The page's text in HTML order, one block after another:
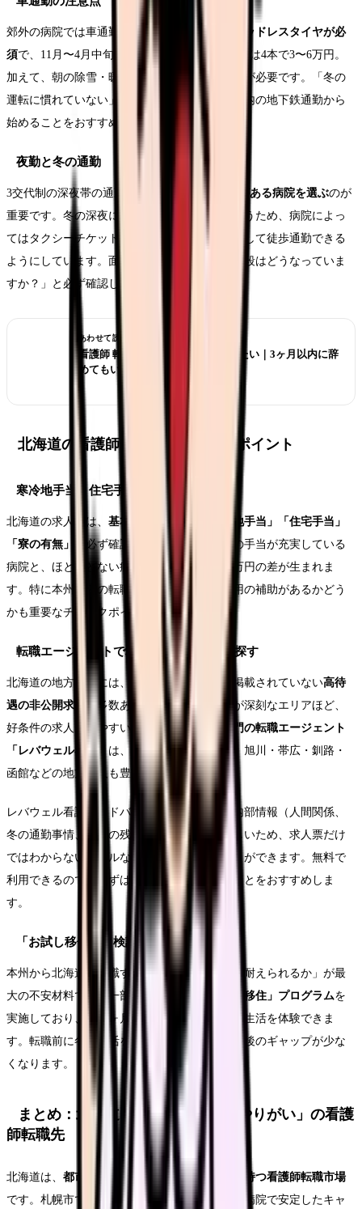
郊外の病院では車通勤が一般的です。冬は
スタッドレスタイヤが必
須で、11月〜4月中旬まで装着します。タイヤ代は4本で3〜6万円。
加えて、朝の除雪・暖機運転に15〜20分の余裕が必要です。「冬の
運転に慣れていない」という方は、まず札幌市内の地下鉄通勤から
始めることをおすすめします。
夜勤と冬の通勤
3交代制の深夜帯の通勤では、 タクシー代補助がある病院を選ぶのが
重要です。冬の深夜に雪道を歩くのは危険を伴うため、病院によっ
てはタクシーチケットを支給したり、寮を完備して徒歩通勤できる
ようにしています。面接時に「夜勤時の通勤手段はどうなっていま
すか？」と必ず確認しましょう。
あわせて読みたい
看護師 転職したばかりなのに辞めたい｜3ヶ月以内に辞
めてもいい？
北海道の看護師転職を成功させるポイント
寒冷地手当・住宅手当の有無を必ず確認
北海道の求人では、 基本給だけでなく「寒冷地手当」「住宅手当」
「寮の有無」
を必ず確認しましょう。これらの手当が充実している
病院と、ほとんどない病院では、年間30〜50万円の差が生まれま
す。特に本州からの転職の場合、引っ越し費用の補助があるかどう
かも重要なチェックポイントです。
転職エージェントで地方の高待遇求人を探す
北海道の地方都市には、一般の求人サイトに掲載されていない高待
遇の非公開求人
が多数あります。看護師不足が深刻なエリアほど、
好条件の求人が出やすい傾向です。 看護師専門の転職エージェント
「レバウェル看護」は、札幌市内はもちろん、旭川・帯広・釧路・
函館などの地方求人も豊富に保有しています。
レバウェル看護のアドバイザーは、各病院の内部情報（人間関係、
冬の通勤事情、実際の残業時間など）にも詳しいため、求人票だけ
ではわからないリアルな情報を事前に知ることができます。無料で
利用できるので、まずは相談から始めてみることをおすすめしま
す。
「お試し移住」も検討を
本州から北海道に転職する場合、「冬の生活に耐えられるか」が最
大の不安材料です。一部の自治体では
「お試し移住」プログラムを
実施しており、1〜3ヶ月間、格安で北海道での生活を体験できま
す。転職前に冬の生活を体験しておくと、入職後のギャップが少な
くなります。
まとめ：北海道は「高待遇×自然×やりがい」の看護
師転職先
北海道は、 都市部と地方部で全く異なる魅力を持つ看護師転職市場
です。札幌市では地下鉄沿線の大学病院・総合病院で安定したキャ